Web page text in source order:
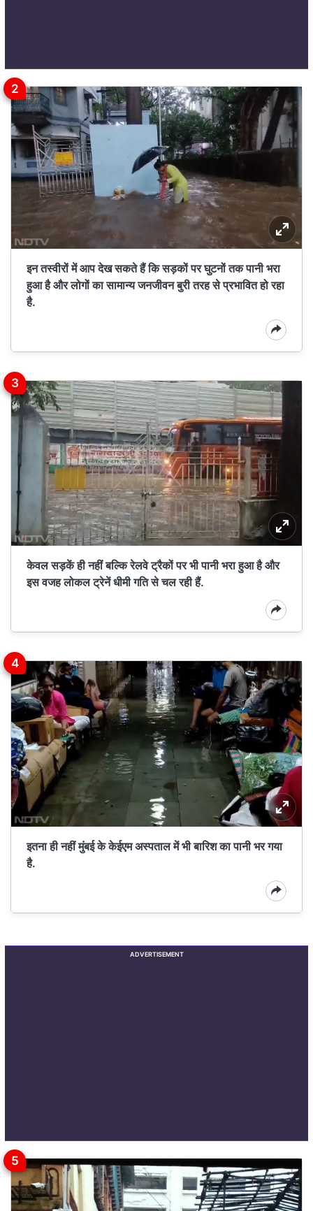
इन तस्वीरों में आप देख सकते हैं कि सड़कों पर घुटनों तक पानी भरा
हुआ है और लोगों का सामान्य जनजीवन बुरी तरह से प्रभावित हो रहा
है.
केवल सड़कें ही नहीं बल्कि रेलवे ट्रैकों पर भी पानी भरा हुआ है और
इस वजह लोकल ट्रेनें धीमी गति से चल रही हैं.
इतना ही नहीं मुंबई के केईएम अस्पताल में भी बारिश का पानी भर गया
है.
ADVERTISEMENT